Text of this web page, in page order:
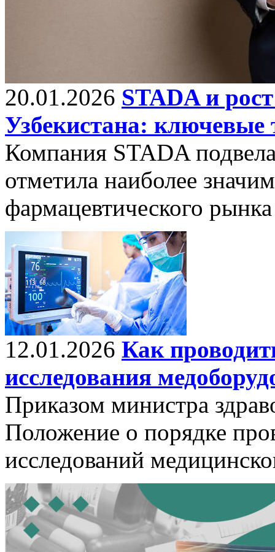
20.01.2026 STADA и
Узбекистана: ключевые
Компания STADA
отметила наиболее
фармацевтического
12.01.2026 Как
исследования
Приказом министра
Положение о порядке
исследований